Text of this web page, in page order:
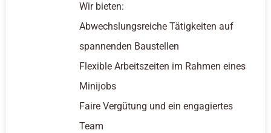
Wir bieten:
Abwechslungsreiche Tätigkeiten auf
spannenden Baustellen
Flexible Arbeitszeiten im Rahmen eines
Minijobs
Faire Vergütung und ein engagiertes
Team